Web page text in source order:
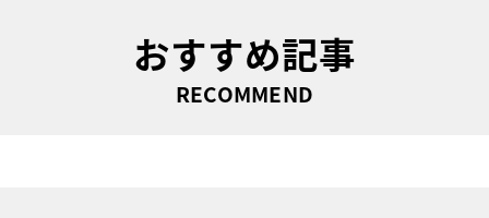
おすすめ記事
RECOMMEND